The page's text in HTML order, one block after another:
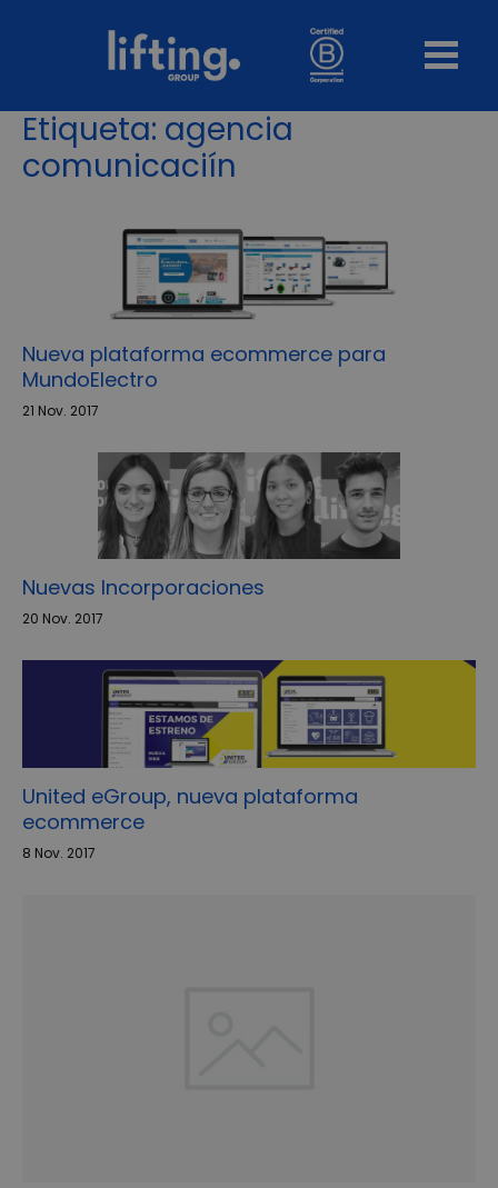
Etiqueta: agencia
comunicaciín
Nueva plataforma ecommerce para
MundoElectro
21 Nov. 2017
Nuevas Incorporaciones
20 Nov. 2017
United eGroup, nueva plataforma
ecommerce
8 Nov. 2017